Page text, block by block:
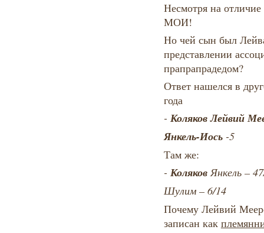
Несмотря на
МОИ!
Но чей сын был
представлении
прапрапрадедом?
Ответ нашелся в
года
- Коляков Лейвий
Янкель-Иось-5
Там же:
- КоляковЯнкель –
Шулим – 6/14
Почему Лейвий
записан как